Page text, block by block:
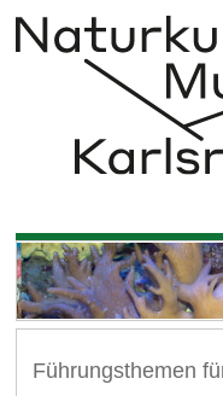
Führungsthemen